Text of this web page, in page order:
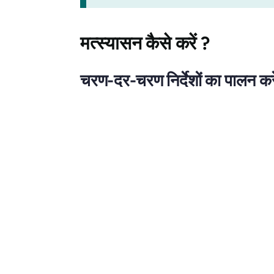
मत्स्यासनकैसे करें ?
चरण-दर-चरण निर्देशों का पालन